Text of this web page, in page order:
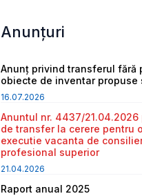
Anunțuri
Anunț privind transferul fără
obiecte de inventar
16.07.2026
Anuntul nr. 4437/
de transfer la cerere pentru
executie vacanta de
profesional superior
21.04.2026
Raport anual 2025